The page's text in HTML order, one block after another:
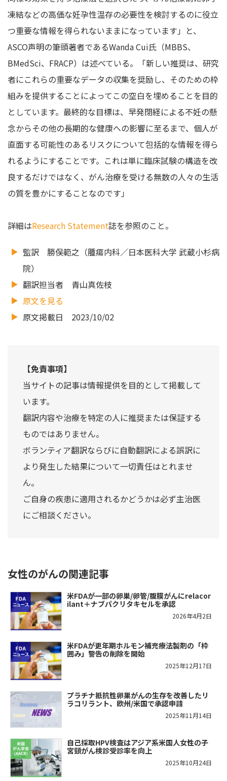
凍結などの高価な妊孕性温存の必要性を検討するのに役立
つ重要な情報を得られないままになっています」と、
ASCO声明の筆頭著者であるWanda Cui氏（MBBS、
BMedSci、FRACP）は述べている。「新しい推奨は、研究
者にこれらの重要なデータの収集を奨励し、そのための枠
組みを提供することによってこの空白を埋めることを目的
としています。最終的な目標は、早発閉経による不妊の懸
念からその他の長期的な健康への影響に至るまで、個人が
直面する可能性のあるリスクについて包括的な情報を得ら
れるようにすることです。これは単に臨床試験の構造を改
良するだけではなく、がん治療を受ける無数の人々の生活
の質を豊かにすることなのです」
詳細はResearch Statement誌を参照のこと。
監訳 勝俣範之（腫瘍内科／日本医科大学 武蔵小杉病
院）
翻訳担当者 青山真佐枝
原文を見る
原文掲載日 2023/10/02
【免責事項】
当サイトの記事は情報提供を目的として掲載して
います。
翻訳内容や治療を特定の人に推奨または保証する
ものではありません。
ボランティア翻訳ならびに自動翻訳による誤訳に
より発生した結果について一切責任はとれませ
ん。
ご自身の疾患に適用されるかどうかは必ず主治医
にご相談ください。
女性のがんの関連記事
米FDAが一部の卵巣/卵管/腹膜がんにrelacor
ilant＋ナブパクリタキセルを承認
2026年4月2日
米FDAが更年期ホルモン補充療法製剤の「枠
囲み」警告の削除を開始
2025年12月17日
プラチナ抵抗性卵巣がんの生存を改善したリ
ラコリラント、欧州/米国で承認申請
2025年11月14日
自己採取HPV検査はアジア系米国人女性の子
宮頸がん検診受診率を向上
2025年10月24日